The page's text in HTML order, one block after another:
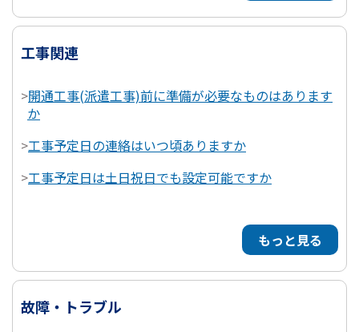
工事関連
>開通工事(派遣工事)前に準備が必要なものはあります
か
>工事予定日の連絡はいつ頃ありますか
>工事予定日は土日祝日でも設定可能ですか
もっと見る
故障・トラブル